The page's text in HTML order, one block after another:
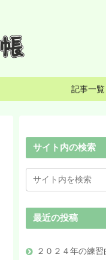
記事一覧
サイト内の検索
最近の投稿
２０２４年の練